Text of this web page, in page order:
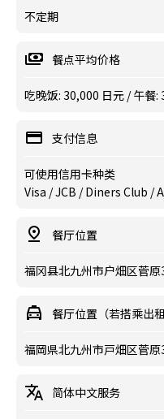
不定期
餐点平均价格
吃晚饭: 30,000 日元 / 午餐:
支付信息
可使用信用卡种类
Visa / JCB / Diners Club /
餐厅位置
福冈县北九州市户畑区菅
餐厅位置（若搭乘出
福岡県北九州市戸畑区菅
简体中文服务